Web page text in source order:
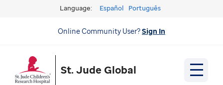
Language: Español Português
Online Community User?Sign In
St. Jude Global